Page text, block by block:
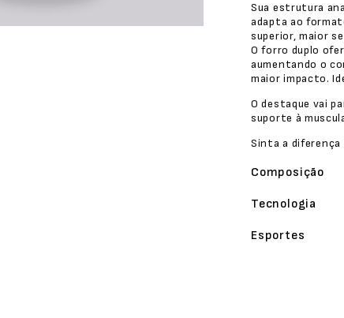
Sua estrutura
adapta ao
superior, maior
O forro duplo
aumentando o
maior impacto.
O destaque vai
suporte à
Sinta a
Composição
Tecnologia
Esportes